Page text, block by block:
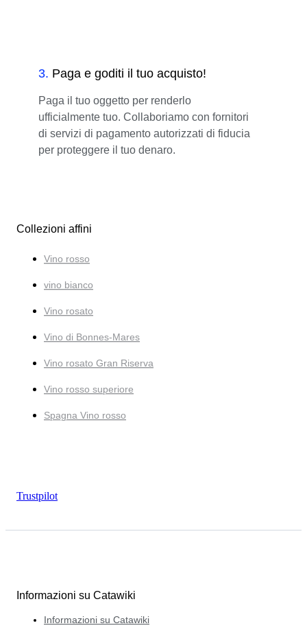
3. Paga e goditi il tuo acquisto!
Paga il tuo oggetto per renderlo
ufficialmente tuo. Collaboriamo con fornitori
di servizi di pagamento autorizzati di fiducia
per proteggere il tuo denaro.
Collezioni affini
Vino rosso
vino bianco
Vino rosato
Vino di Bonnes-Mares
Vino rosato Gran Riserva
Vino rosso superiore
Spagna Vino rosso
Trustpilot
Informazioni su Catawiki
Informazioni su Catawiki